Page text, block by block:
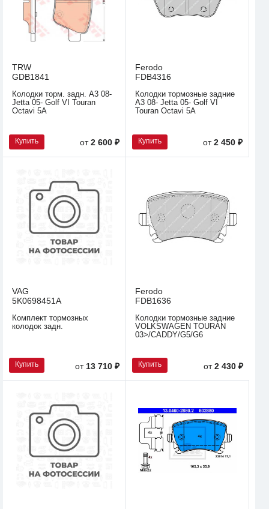
TRW
GDB1841
Колодки торм. задн. A3 08-
Jetta 05- Golf VI Touran
Octavi 5A
Купить от2 600 ₽
Ferodo
FDB4316
Колодки тормозные задние
A3 08- Jetta 05- Golf VI
Touran Octavi 5A
Купить от2 450 ₽
VAG
5K0698451A
Комплект тормозных
колодок задн.
Купить от 13 710 ₽
Ferodo
FDB1636
Колодки тормозные задние
VOLKSWAGEN TOURAN
03>/CADDY/G5/G6
Купить от2 430 ₽